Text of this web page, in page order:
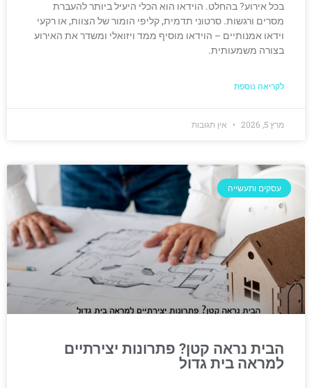
בכל אירוע? בהחלט. הוידאו הוא הכלי היעיל ביותר להעברת
מסרים ורגשות. סרטוני תדמית, קליפי הומור של הצוות, או רקעי
וידאו אמנותיים – הוידאו מוסיף ממד ויזואלי ומשדר את האירוע
בצורה משמעותית.
לקריאה נוספת
מרץ 5, 2026 אין תגובות
עסקים ותעשייה
הבית נראה קטן? פתרונות יצירתיים
למראה בית גדול